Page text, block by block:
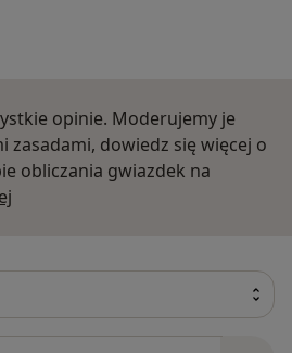
opinie. Moderujemy je
zasadami, dowiedz się więcej o
obliczania gwiazdek na